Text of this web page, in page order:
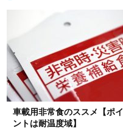
車載用非常食のススメ【ポイ
ントは耐温度域】